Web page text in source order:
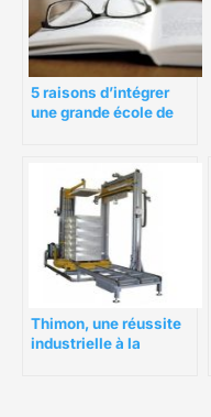
5 raisons d’intégrer
une grande école de
Thimon, une réussite
industrielle à la